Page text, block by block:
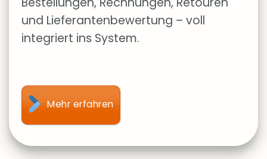
und Lieferantenbewertung – voll
integriert ins System.
Mehr erfahren